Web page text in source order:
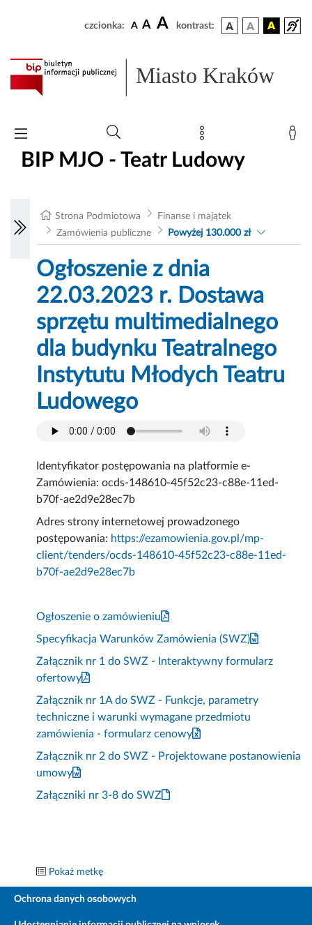
czcionka: A A A kontrast:
Miasto Kraków
BIP MJO - Teatr Ludowy
Strona Podmiotowa
Finanse i majątek
Zamówienia publiczne
Powyżej 130.000 zł
Ogłoszenie z dnia
22.03.2023 r. Dostawa
sprzętu multimedialnego
dla budynku Teatralnego
Instytutu Młodych Teatru
Ludowego
Identyfikator postępowania na platformie e-
Zamówienia: ocds-148610-45f52c23-c88e-11ed-
b70f-ae2d9e28ec7b
Adres strony internetowej prowadzonego
postępowania: https://ezamowienia.gov.pl/mp-
client/tenders/ocds-148610-45f52c23-c88e-11ed-
b70f-ae2d9e28ec7b
Ogłoszenie o zamówieniu
Specyfikacja Warunków Zamówienia (SWZ)
Załącznik nr 1 do SWZ - Interaktywny formularz
ofertowy
Załącznik nr 1A do SWZ - Funkcje, parametry
techniczne i warunki wymagane przedmiotu
zamówienia - formularz cenowy
Załącznik nr 2 do SWZ - Projektowane postanowienia
umowy
Załączniki nr 3-8 do SWZ
Pokaż metkę
Ochrona danych osobowych